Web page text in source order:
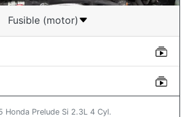
Fusible (motor)
Honda Prelude Si 2.3L 4 Cyl.